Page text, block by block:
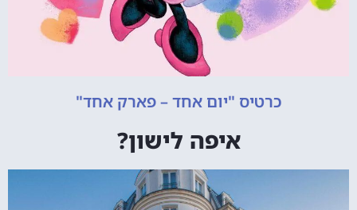
כרטיס "יום אחד – פארק אחד"
איפה לישון?